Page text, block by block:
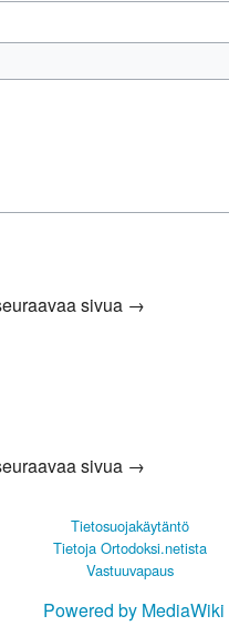
sivua →
sivua →
Tietosuojakäytäntö
Tietoja Ortodoksi.netista
Vastuuvapaus
Powered by MediaWiki